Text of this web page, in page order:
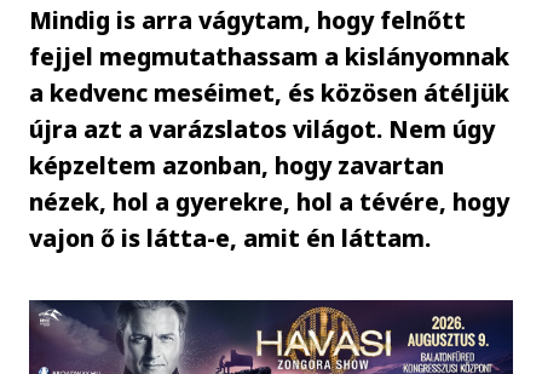
Mindig is arra vágytam, hogy felnőtt
fejjel megmutathassam a kislányomnak
a kedvenc meséimet, és közösen átéljük
újra azt a varázslatos világot. Nem úgy
képzeltem azonban, hogy zavartan
nézek, hol a gyerekre, hol a tévére, hogy
vajon ő is látta-e, amit én láttam.